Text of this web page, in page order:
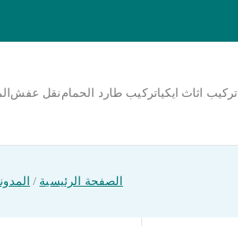
تركيب اثاث ايكياتركيب طارد الحمامنقل عفش
الصفحة الرئيسية